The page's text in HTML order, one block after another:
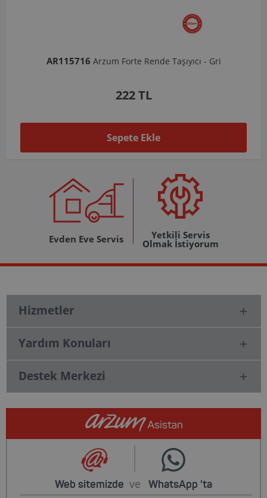
AR115716Arzum Forte Rende Taşıyıcı - Gri
222 TL
Sepete Ekle
Evden Eve Servis Yetkili Servis
Olmak İstiyorum
Hizmetler
Yardım Konuları
Destek Merkezi
Web sitemizde ve WhatsApp 'ta